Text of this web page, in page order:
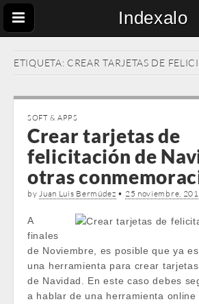
Indexalo
ETIQUETA: CREAR TARJETAS DE
SOFT & APPS
Crear tarjetas de
felicitación de
otras
byJuan Luis Bermúdez • 25 noviembre,
A
finales
de Noviembre, es posible que ya
una herramienta para crear
de Navidad. En este caso debes
a hablar de una herramienta online